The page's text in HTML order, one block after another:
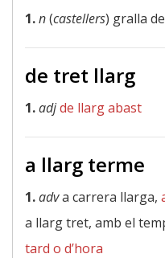
1.n(castellers) gralla
de tret llarg
1.adjde llarg abast
a llarg terme
1.adva carrera llarga,
a llarg tret, amb el
tard o d’hora